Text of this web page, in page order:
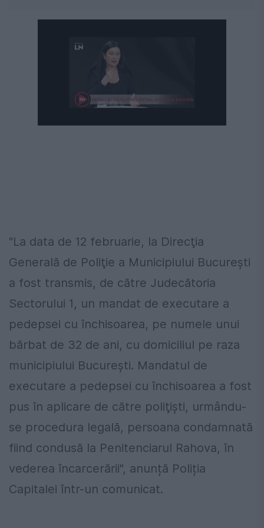
"La data de 12 februarie, la Direcţia
Generală de Poliţie a Municipiului Bucureşti
a fost transmis, de către Judecătoria
Sectorului 1, un mandat de executare a
pedepsei cu închisoarea, pe numele unui
bărbat de 32 de ani, cu domiciliul pe raza
municipiului Bucureşti. Mandatul de
executare a pedepsei cu închisoarea a fost
pus în aplicare de către poliţişti, urmându-
se procedura legală, persoana condamnată
fiind condusă la Penitenciarul Rahova, în
vederea încarcerării", anunță Poliția
Capitalei într-un comunicat.